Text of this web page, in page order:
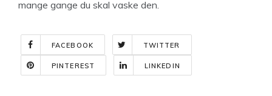
mange gange du skal vaske den.
FACEBOOK TWITTER
PINTEREST LINKEDIN